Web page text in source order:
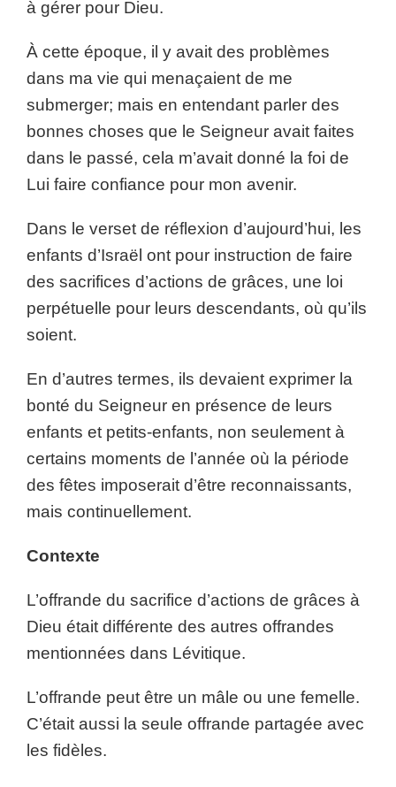
à gérer pour Dieu.
À cette époque, il y avait des problèmes
dans ma vie qui menaçaient de me
submerger; mais en entendant parler des
bonnes choses que le Seigneur avait faites
dans le passé, cela m’avait donné la foi de
Lui faire confiance pour mon avenir.
Dans le verset de réflexion d’aujourd’hui, les
enfants d’Israël ont pour instruction de faire
des sacrifices d’actions de grâces, une loi
perpétuelle pour leurs descendants, où qu’ils
soient.
En d’autres termes, ils devaient exprimer la
bonté du Seigneur en présence de leurs
enfants et petits-enfants, non seulement à
certains moments de l’année où la période
des fêtes imposerait d’être reconnaissants,
mais continuellement.
Contexte
L’offrande du sacrifice d’actions de grâces à
Dieu était différente des autres offrandes
mentionnées dans Lévitique.
L’offrande peut être un mâle ou une femelle.
C’était aussi la seule offrande partagée avec
les fidèles.